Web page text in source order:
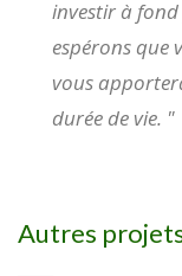
investir à
espérons
vous
durée de vie. "
Autres